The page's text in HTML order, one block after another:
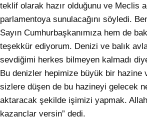
teklif olarak hazır olduğunu ve Meclis
parlamentoya sunulacağını söyledi.
Sayın Cumhurbaşkanımıza hem de
teşekkür ediyorum. Denizi ve balık
sevdiğimi herkes bilmeyen kalmadı
Bu denizler hepimize büyük bir hazine
sizlere düşen de bu hazineyi gelecek
aktaracak şekilde işimizi yapmak.
kazançlar versin” dedi.